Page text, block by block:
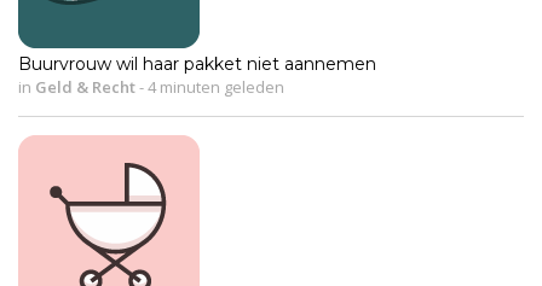
Buurvrouw wil haar pakket niet aannemen
in Geld & Recht-4 minuten geleden